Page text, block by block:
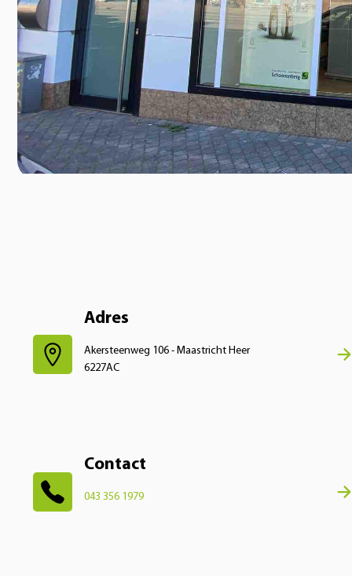
Adres
Akersteenweg 106 - Maastricht Heer
6227AC
Contact
043 356 1979